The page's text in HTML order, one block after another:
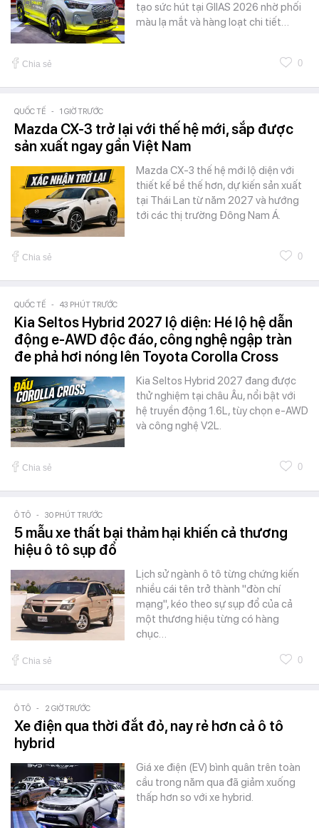
tạo sức hút tại GIIAS 2026 nhờ phối
màu lạ mắt và hàng loạt chi tiết…
Chia sẻ 0
QUỐC TẾ - 1 GIỜ TRƯỚC
Mazda CX-3 trở lại với thế hệ mới, sắp được
sản xuất ngay gần Việt Nam
Mazda CX-3 thế hệ mới lộ diện với
thiết kế bề thế hơn, dự kiến sản xuất
tại Thái Lan từ năm 2027 và hướng
tới các thị trường Đông Nam Á.
Chia sẻ 0
QUỐC TẾ - 43 PHÚT TRƯỚC
Kia Seltos Hybrid 2027 lộ diện: Hé lộ hệ dẫn
động e-AWD độc đáo, công nghệ ngập tràn
đe phả hơi nóng lên Toyota Corolla Cross
Kia Seltos Hybrid 2027 đang được
thử nghiệm tại châu Âu, nổi bật với
hệ truyền động 1.6L, tùy chọn e-AWD
và công nghệ V2L.
Chia sẻ 0
Ô TÔ - 30 PHÚT TRƯỚC
5 mẫu xe thất bại thảm hại khiến cả thương
hiệu ô tô sụp đổ
Lịch sử ngành ô tô từng chứng kiến
nhiều cái tên trở thành "đòn chí
mạng", kéo theo sự sụp đổ của cả
một thương hiệu từng có hàng
chục…
Chia sẻ 0
Ô TÔ - 2 GIỜ TRƯỚC
Xe điện qua thời đắt đỏ, nay rẻ hơn cả ô tô
hybrid
Giá xe điện (EV) bình quân trên toàn
cầu trong năm qua đã giảm xuống
thấp hơn so với xe hybrid.